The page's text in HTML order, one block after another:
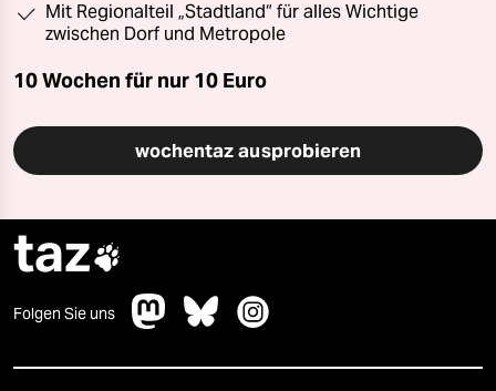
Mit Regionalteil „Stadtland“ für alles Wichtige
zwischen Dorf und Metropole
10 Wochen für nur 10 Euro
wochentaz ausprobieren
taz
Folgen Sie uns